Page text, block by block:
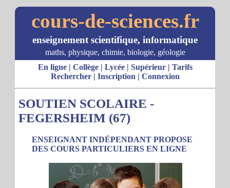
cours-de-sciences.fr
enseignement scientifique, informatique
maths, physique, chimie, biologie, géologie
En ligne| Collège| Lycée| Supérieur| Tarifs
Rechercher| Inscription | Connexion
SOUTIEN SCOLAIRE -
FEGERSHEIM (67)
ENSEIGNANT INDÉPENDANT PROPOSE
DES COURS PARTICULIERS EN LIGNE